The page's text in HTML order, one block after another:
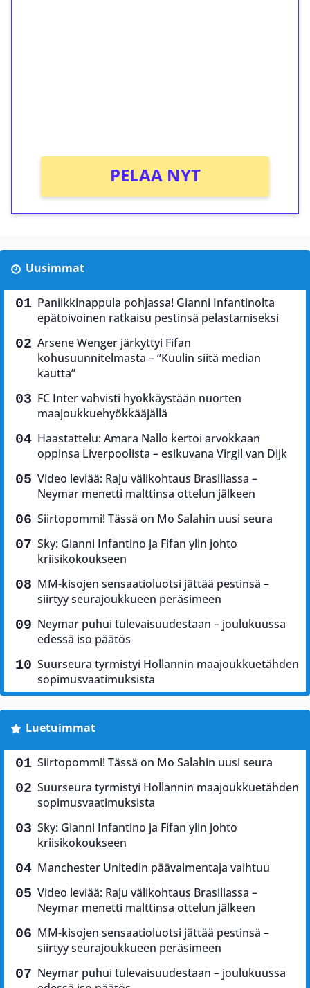
PELAA NYT
Uusimmat
Paniikkinappula pohjassa! Gianni Infantinolta
epätoivoinen ratkaisu pestinsä pelastamiseksi
Arsene Wenger järkyttyi Fifan
kohusuunnitelmasta – ”Kuulin siitä median
kautta”
FC Inter vahvisti hyökkäystään nuorten
maajoukkuehyökkääjällä
Haastattelu: Amara Nallo kertoi arvokkaan
oppinsa Liverpoolista – esikuvana Virgil van Dijk
Video leviää: Raju välikohtaus Brasiliassa –
Neymar menetti malttinsa ottelun jälkeen
Siirtopommi! Tässä on Mo Salahin uusi seura
Sky: Gianni Infantino ja Fifan ylin johto
kriisikokoukseen
MM-kisojen sensaatioluotsi jättää pestinsä –
siirtyy seurajoukkueen peräsimeen
Neymar puhui tulevaisuudestaan – joulukuussa
edessä iso päätös
Suurseura tyrmistyi Hollannin maajoukkuetähden
sopimusvaatimuksista
Luetuimmat
Siirtopommi! Tässä on Mo Salahin uusi seura
Suurseura tyrmistyi Hollannin maajoukkuetähden
sopimusvaatimuksista
Sky: Gianni Infantino ja Fifan ylin johto
kriisikokoukseen
Manchester Unitedin päävalmentaja vaihtuu
Video leviää: Raju välikohtaus Brasiliassa –
Neymar menetti malttinsa ottelun jälkeen
MM-kisojen sensaatioluotsi jättää pestinsä –
siirtyy seurajoukkueen peräsimeen
Neymar puhui tulevaisuudestaan – joulukuussa